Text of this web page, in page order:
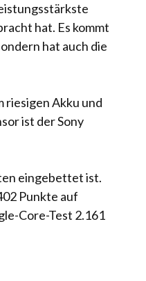
hat. Es kommt
hat auch die
riesigen Akku und
ist der Sony
eingebettet ist.
Punkte auf
Core-Test 2.161